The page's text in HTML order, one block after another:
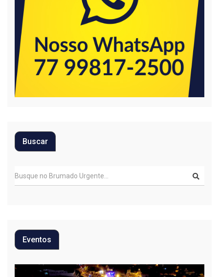
Buscar
Eventos